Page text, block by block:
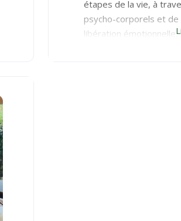
étapes de la vie, à
psycho-corporels et de
libération